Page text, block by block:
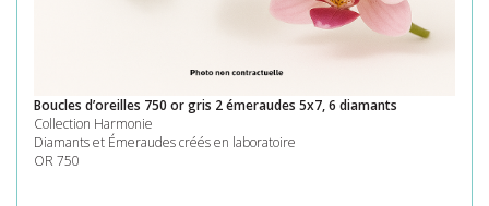
Boucles d’oreilles 750 or gris 2 émeraudes 5x7, 6 diamants
Collection Harmonie
Diamants et Émeraudes créés en laboratoire
OR 750